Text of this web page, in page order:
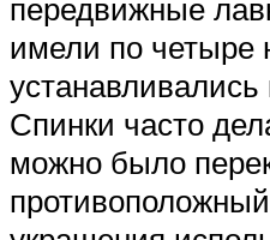
передвижные
имели по четыре
устанавливались
Спинки часто
можно было